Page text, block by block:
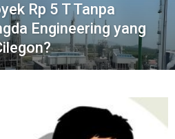
Rp 5 T Tanpa
Engineering yang